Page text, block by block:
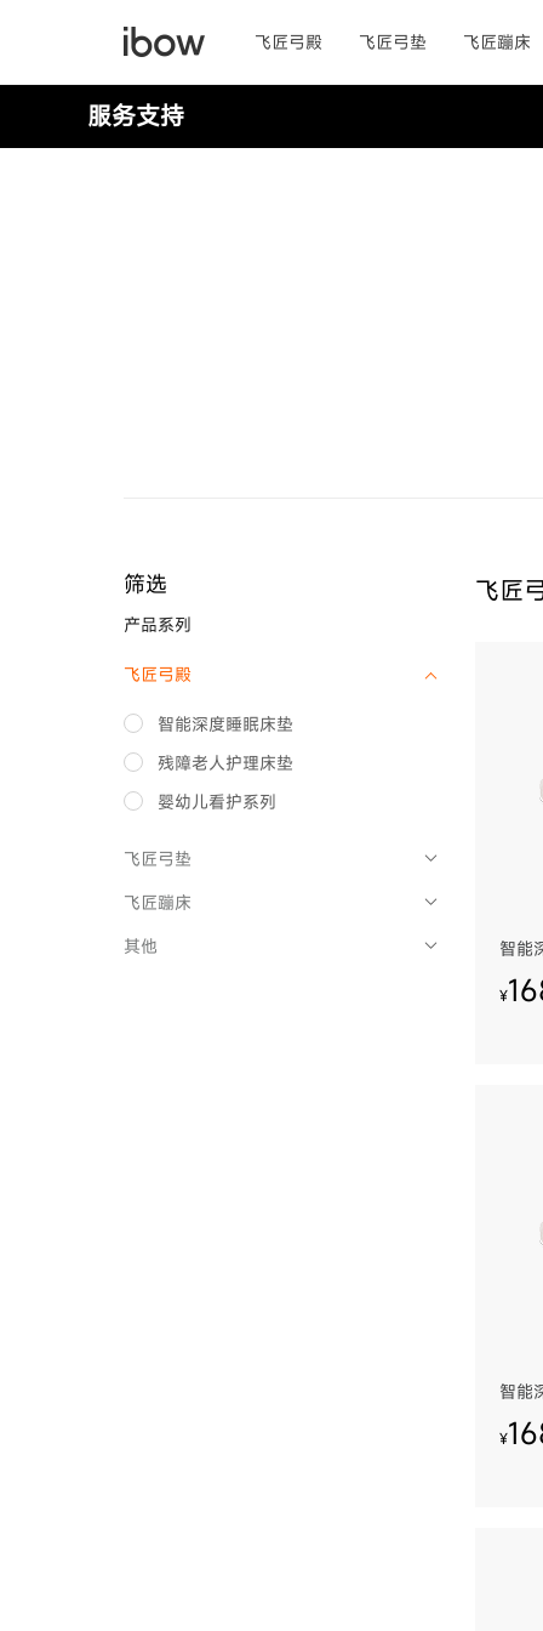
飞匠弓殿 飞匠弓垫 飞匠蹦床
服务支持
筛选
产品系列
飞匠弓殿
智能深度睡眠床垫
残障老人护理床垫
婴幼儿看护系列
飞匠弓垫
飞匠蹦床
其他
飞匠
智能
¥
智能
¥